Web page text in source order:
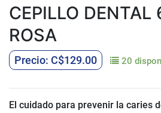
CEPILLO
ROSA
C$129.00 20
El cuidado para prevenir la caries